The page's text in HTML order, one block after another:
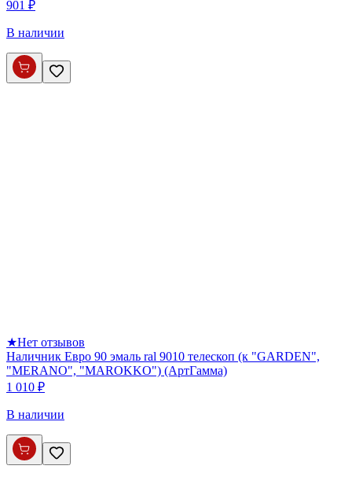
901 ₽
В наличии
★Нет отзывов
Наличник Евро 90 эмаль ral 9010 телескоп (к "GARDEN",
"MERANO", "MAROKKO") (АртГамма)
1 010 ₽
В наличии